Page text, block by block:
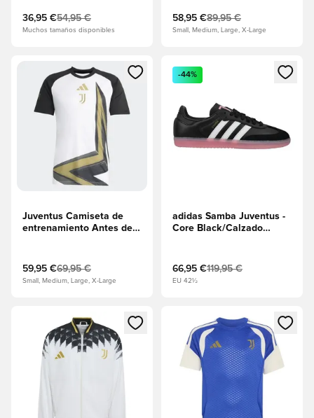
36,95 €54,95 €
Muchos tamaños disponibles
58,95 €89,95 €
Small, Medium, Large, X-Large
Abre un modal para iniciar sesión o registrarse como
Juventus Camiseta de
entrenamiento Antes del
59,95 €69,95 €
Small, Medium, Large, X-Large
Abre un modal para iniciar
-44%
adidas Samba Juventus -
Core Black/Calzado
66,95 €119,95 €
EU 42½
Abre un modal para iniciar sesión o registrarse como
Abre un modal para iniciar